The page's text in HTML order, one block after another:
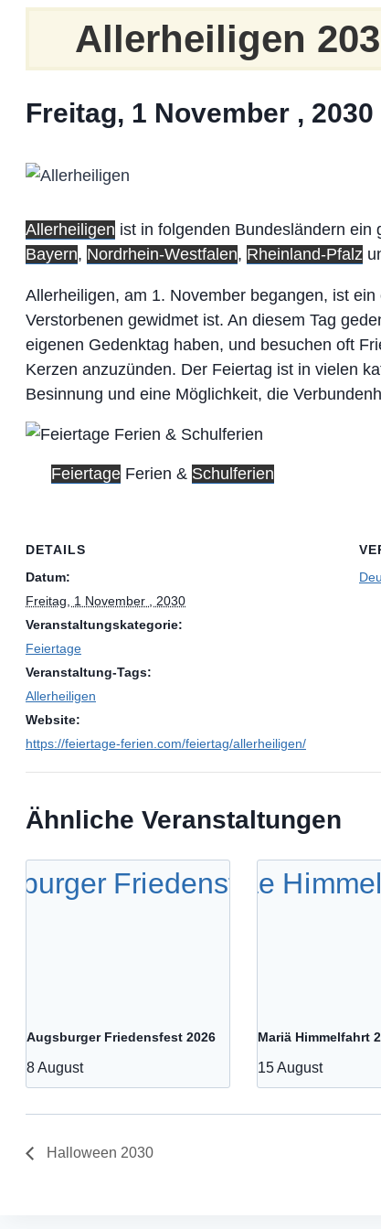
Allerheiligen
Freitag, 1 November , 2030
Allerheiligen ist in folgenden Bundesländern ein
Bayern, Nordrhein-Westfalen, Rheinland-Pfalz
Allerheiligen, am 1. November begangen, ist
Verstorbenen gewidmet ist. An diesem Tag
eigenen Gedenktag haben, und besuchen oft
Kerzen anzuzünden. Der Feiertag ist in vielen
Besinnung und eine Möglichkeit, die
Feiertage Ferien & Schulferien
DETAILS
Datum:
Freitag, 1 November , 2030
Veranstaltungskategorie:
Feiertage
Veranstaltung-Tags:
Allerheiligen
Website:
https://feiertage-ferien.com/feiertag/allerheiligen/
Ähnliche Veranstaltungen
Augsburger Friedensfest 2026
8 August
Mariä Himmelfahrt
15 August
Halloween 2030